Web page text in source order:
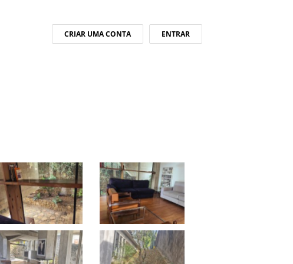
ENTRAR
CRIAR UMA CONTA